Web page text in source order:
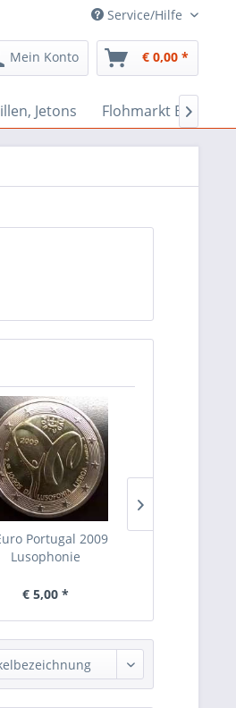
Service/Hilfe
Mein Konto € 0,00 *
Jetons Flohmarkt Bazar

Portugal 2009
Lusophonie
€ 5,00 *